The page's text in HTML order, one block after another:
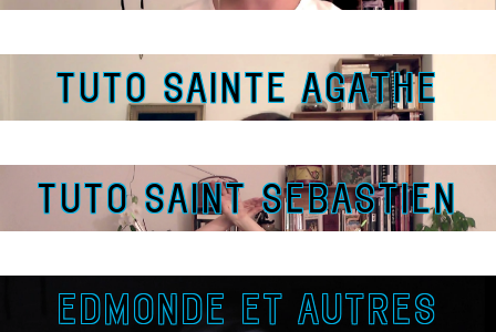
TUTO SAINTE AGATHE
TUTO SAINT SEBASTIEN
EDMONDE ET AUTRES